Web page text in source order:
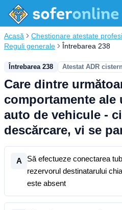
Acasă Chestionare atestate
Reguli generale
Întrebarea 238
Întrebarea 238 Atestat ADR
Care dintre
comportamente
auto de vehicule -
descărcare, vi se
A
Să efectueze conectarea
rezervorul destinatarului
este absent